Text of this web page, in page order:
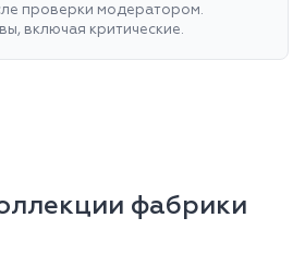
проверки модератором.
включая критические.
фабрики